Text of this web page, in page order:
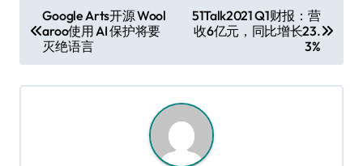
章
导
航
Google Arts开源 Wool
aroo使用 AI 保护将要
灭绝语言
51Talk2021 Q1财报：营
收6亿元，同比增长23.
3%